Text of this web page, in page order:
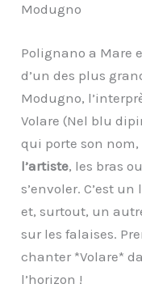
Modugno
Polignano a Mare
d’un des plus
Modugno,
Volare (Nel blu
qui porte son
l’artiste, les bras
s’envoler. C’est
et, surtout, un
sur les falaises.
chanter *Volare*
l’horizon !